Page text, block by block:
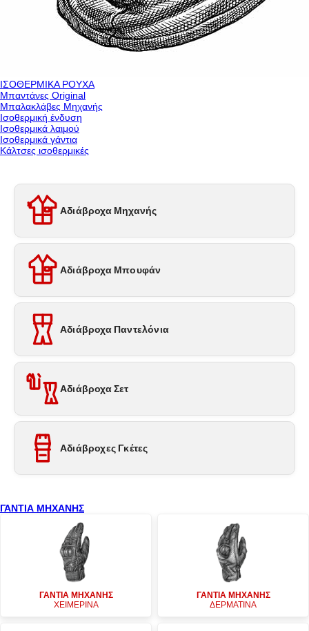
ΙΣΟΘΕΡΜΙΚΑ ΡΟΥΧΑ
Μπαντάνες Original
Μπαλακλάβες Μηχανής
Ισοθερμική ένδυση
Ισοθερμικά λαιμού
Ισοθερμικά γάντια
Κάλτσες ισοθερμικές
Αδιάβροχα Μηχανής
Αδιάβροχα Μπουφάν
Αδιάβροχα Παντελόνια
Αδιάβροχα Σετ
Αδιάβροχες Γκέτες
ΓΑΝΤΙΑ ΜΗΧΑΝΗΣ
ΓΑΝΤΙΑ ΜΗΧΑΝΗΣ
ΧΕΙΜΕΡΙΝΑ
ΓΑΝΤΙΑ ΜΗΧΑΝΗΣ
ΔΕΡΜΑΤΙΝΑ